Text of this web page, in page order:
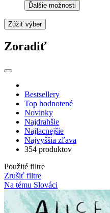
Ďalšie možnosti
Zúžiť výber
Zoradiť
Bestsellery
Top hodnotené
Novinky
Najdrahšie
Najlacnejšie
Najvyššia zľava
354 produktov
Použité filtre
Zrušiť filtre
Na tému Slováci